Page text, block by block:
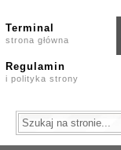
Terminal
strona główna
Regulamin
i polityka strony